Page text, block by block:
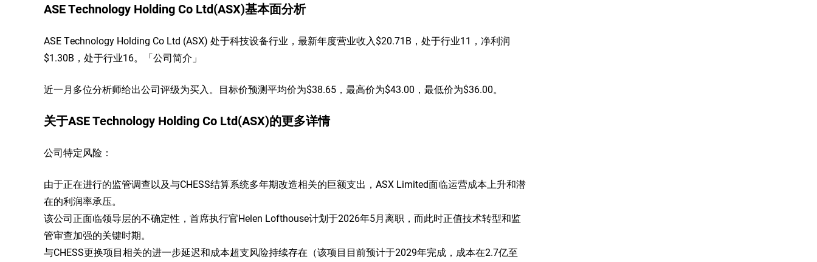
ASE Technology Holding Co Ltd(ASX)基本面分析
ASE Technology Holding Co Ltd (ASX) 处于科技设备行业，最新年度营业收入$20.71B，处于行业11，净利润
$1.30B，处于行业16。「公司简介」
近一月多位分析师给出公司评级为买入。目标价预测平均价为$38.65，最高价为$43.00，最低价为$36.00。
关于ASE Technology Holding Co Ltd(ASX)的更多详情
公司特定风险：
由于正在进行的监管调查以及与CHESS结算系统多年期改造相关的巨额支出，ASX Limited面临运营成本上升和潜
在的利润率承压。
该公司正面临领导层的不确定性，首席执行官Helen Lofthouse计划于2026年5月离职，而此时正值技术转型和监
管审查加强的关键时期。
与CHESS更换项目相关的进一步延迟和成本超支风险持续存在（该项目目前预计于2029年完成，成本在2.7亿至